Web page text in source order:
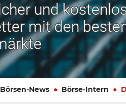
und
mit den
Börsen-News Börse-Intern